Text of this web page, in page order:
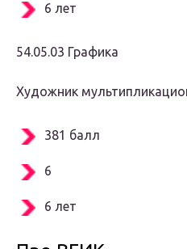
6 лет
54.05.03 Графика
Художник
381 балл
6
6 лет